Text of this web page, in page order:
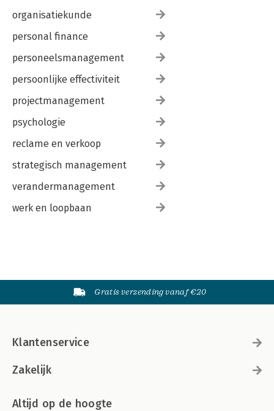
organisatiekunde
personal finance
personeelsmanagement
persoonlijke effectiviteit
projectmanagement
psychologie
reclame en verkoop
strategisch management
verandermanagement
werk en loopbaan
Gratis verzending vanaf €20
Klantenservice
Zakelijk
Altijd op de hoogte